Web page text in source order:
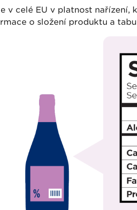
v celé EU v platnost
o složení produktu a